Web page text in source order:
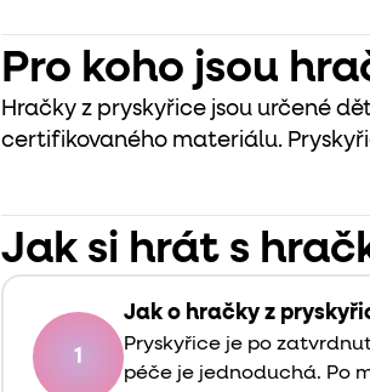
Pro koho jsou
Hračky z pryskyřice jsou určené
certifikovaného materiálu.
Jak si hrát s
1
Jak o hračky z
Pryskyřice je po
péče je jednoduchá. Po